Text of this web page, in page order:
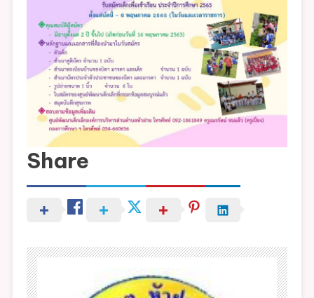
หัว
รับ
เด็ก
เล็ก
เรียน
การ
ศึกษา
2565-
วัน
ถึง
Share